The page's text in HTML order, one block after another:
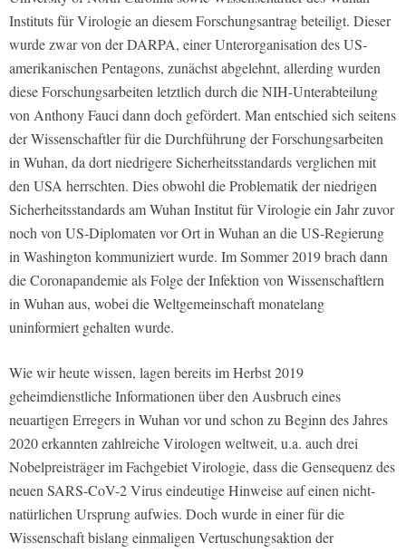
Instituts für Virologie an diesem Forschungsantrag beteiligt. Dieser
wurde zwar von der DARPA, einer Unterorganisation des US-
amerikanischen Pentagons, zunächst abgelehnt, allerding wurden
diese Forschungsarbeiten letztlich durch die NIH-Unterabteilung
von Anthony Fauci dann doch gefördert. Man entschied sich seitens
der Wissenschaftler für die Durchführung der Forschungsarbeiten
in Wuhan, da dort niedrigere Sicherheitsstandards verglichen mit
den USA herrschten. Dies obwohl die Problematik der niedrigen
Sicherheitsstandards am Wuhan Institut für Virologie ein Jahr zuvor
noch von US-Diplomaten vor Ort in Wuhan an die US-Regierung
in Washington kommuniziert wurde. Im Sommer 2019 brach dann
die Coronapandemie als Folge der Infektion von Wissenschaftlern
in Wuhan aus, wobei die Weltgemeinschaft monatelang
uninformiert gehalten wurde.
Wie wir heute wissen, lagen bereits im Herbst 2019
geheimdienstliche Informationen über den Ausbruch eines
neuartigen Erregers in Wuhan vor und schon zu Beginn des Jahres
2020 erkannten zahlreiche Virologen weltweit, u.a. auch drei
Nobelpreisträger im Fachgebiet Virologie, dass die Gensequenz des
neuen SARS-CoV-2 Virus eindeutige Hinweise auf einen nicht-
natürlichen Ursprung aufwies. Doch wurde in einer für die
Wissenschaft bislang einmaligen Vertuschungsaktion der